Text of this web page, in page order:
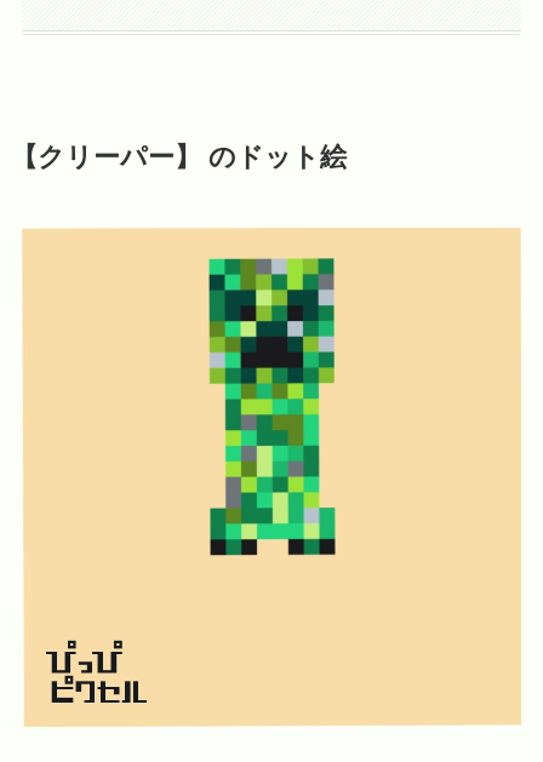
【クリーパー】 のドット絵